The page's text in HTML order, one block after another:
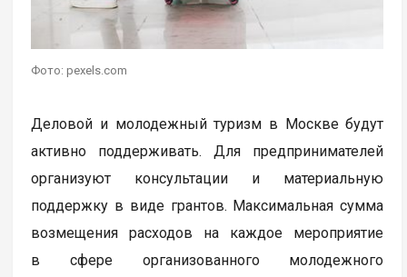
Фото: pexels.com
Деловой и молодежный туризм в Москве будут
активно поддерживать. Для предпринимателей
организуют консультации и материальную
поддержку в виде грантов. Максимальная сумма
возмещения расходов на каждое мероприятие
в сфере организованного молодежного